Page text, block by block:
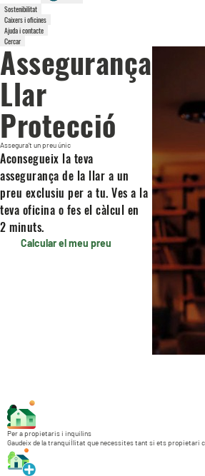
Sostenibilitat
Caixers i oficines
Ajuda i contacte
Cercar
Assegurança
Llar
Protecció
Assegura’t un preu únic
Aconsegueix la teva
assegurança de la llar a un
preu exclusiu per a tu. Ves a la
teva oficina o fes el càlcul en
2 minuts.
Calcular el meu preu
Per a propietaris i inquilins
Gaudeix de la tranquil·litat que necessites tant si ets propietari